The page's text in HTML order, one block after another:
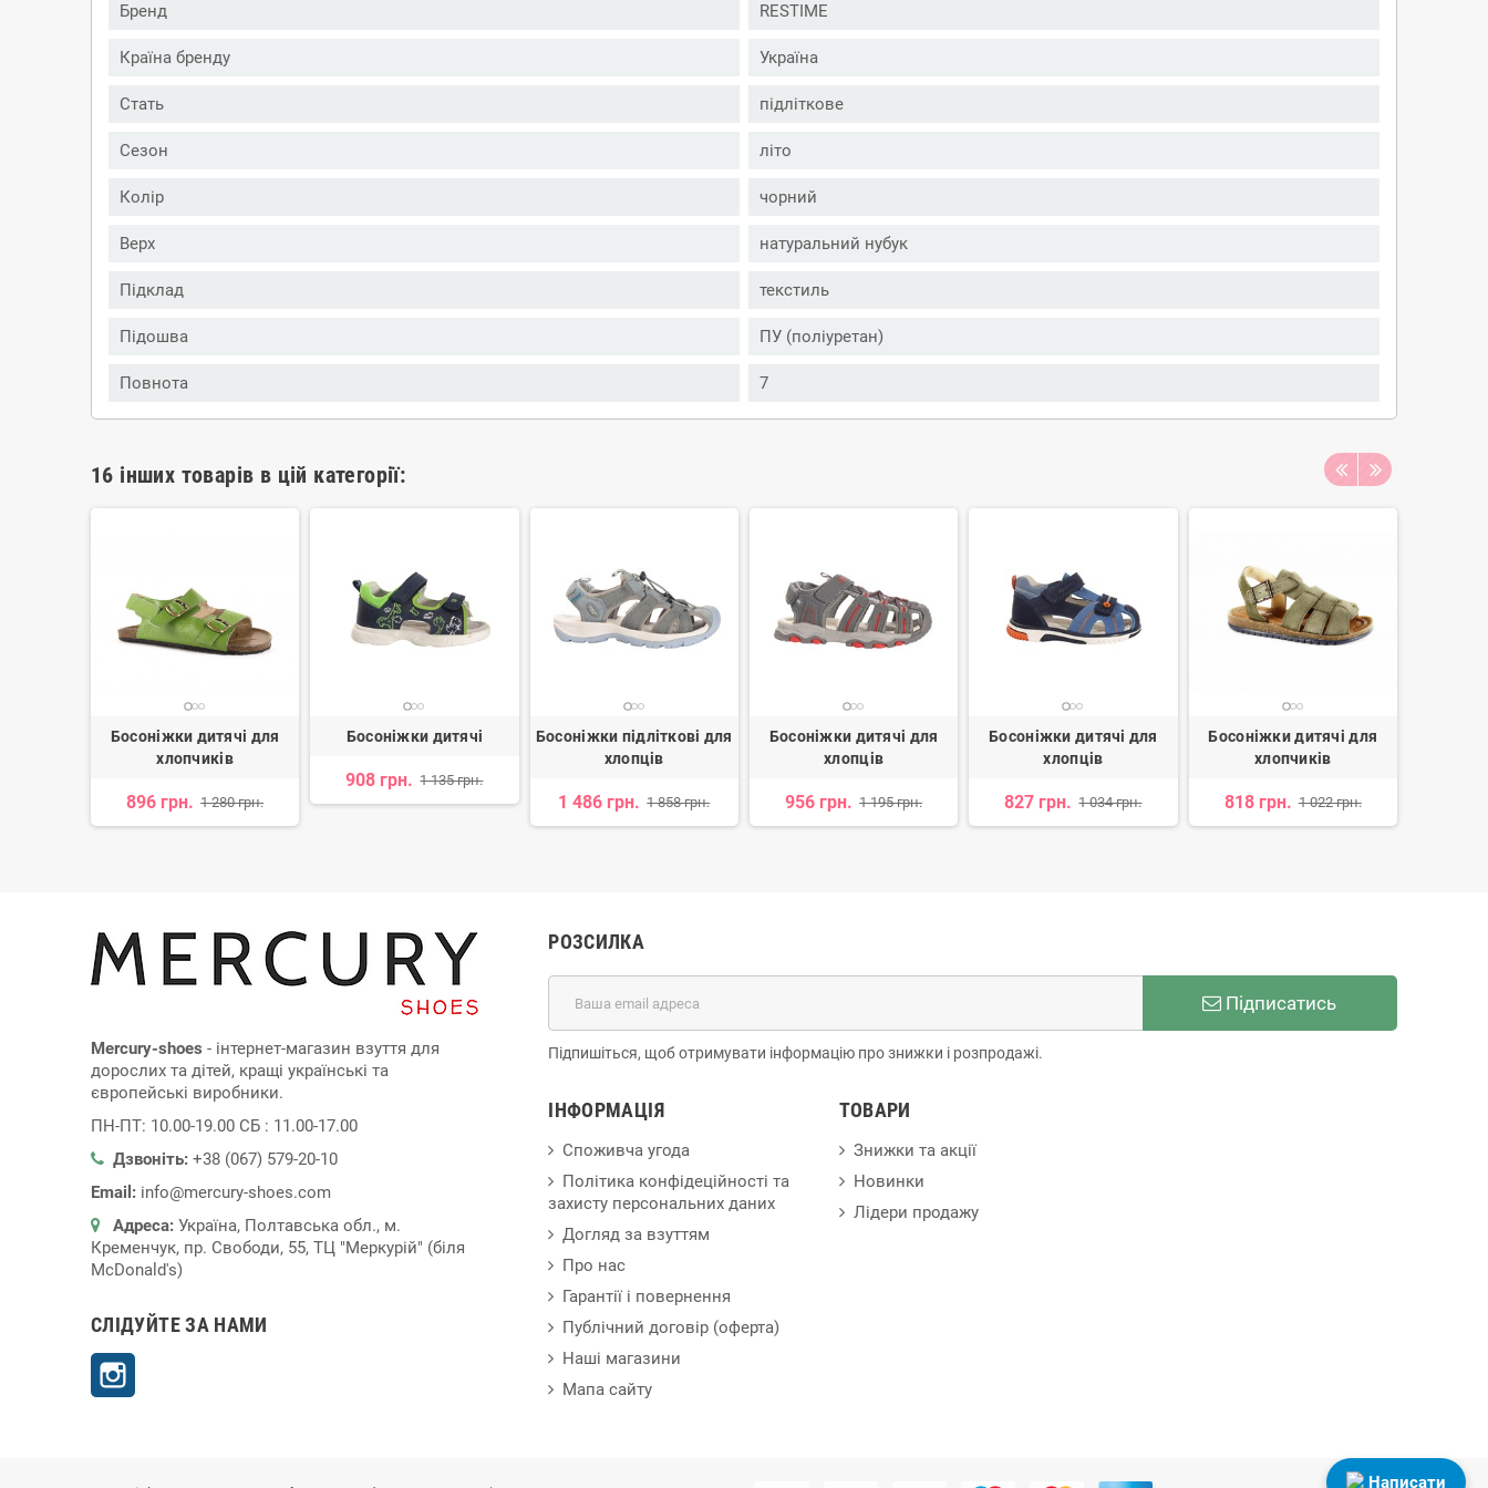
Бренд RESTIME
Країна бренду Україна
Стать підліткове
Сезон літо
Колір чорний
Верх натуральний нубук
Підклад текстиль
Підошва ПУ (поліуретан)
Повнота 7
16 інших товарів в цій категорії:
Босоніжки дитячі для
хлопчиків
896 грн. 1 280 грн.
Босоніжки дитячі
908 грн. 1 135 грн.
Босоніжки підліткові для
хлопців
1 486 грн. 1 858 грн.
Босоніжки дитячі для
хлопців
956 грн. 1 195 грн.
Босоніжки дитячі для
хлопців
827 грн. 1 034 грн.
Босоніжки дитячі для
хлопчиків
818 грн. 1 022 грн.
Mercury-shoes - інтернет-магазин взуття для
дорослих та дітей, кращі українські та
європейські виробники.
ПН-ПТ: 10.00-19.00 СБ : 11.00-17.00
Дзвоніть: +38 (067) 579-20-10
Email: info@mercury-shoes.com
Адреса: Україна, Полтавська обл., м.
Кременчук, пр. Свободи, 55, ТЦ "Меркурій" (біля
McDonald's)
СЛІДУЙТЕ ЗА НАМИ
РОЗСИЛКА
Підписатись
Підпишіться, щоб отримувати інформацію про знижки і розпродажі.
ІНФОРМАЦІЯ
Споживча угода
Політика конфідеційності та
захисту персональних даних
Догляд за взуттям
Про нас
Гарантії і повернення
Публічний договір (оферта)
Наші магазини
Мапа сайту
ТОВАРИ
Знижки та акції
Новинки
Лідери продажу
Написати